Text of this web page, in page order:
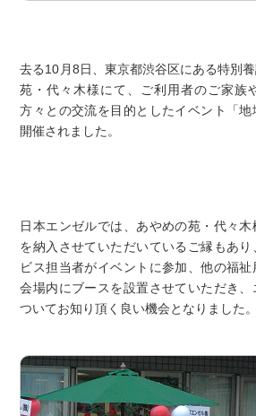
去る10月8日、東京都渋谷区にある特別
苑・代々木様にて、ご利用者のご家族
方々との交流を目的としたイベント「
開催されました。
日本エンゼルでは、あやめの苑・代々
を納入させていただいているご縁もあ
ビス担当者がイベントに参加、他の福
会場内にブースを設置させていただき
ついてお知り頂く良い機会となりました。